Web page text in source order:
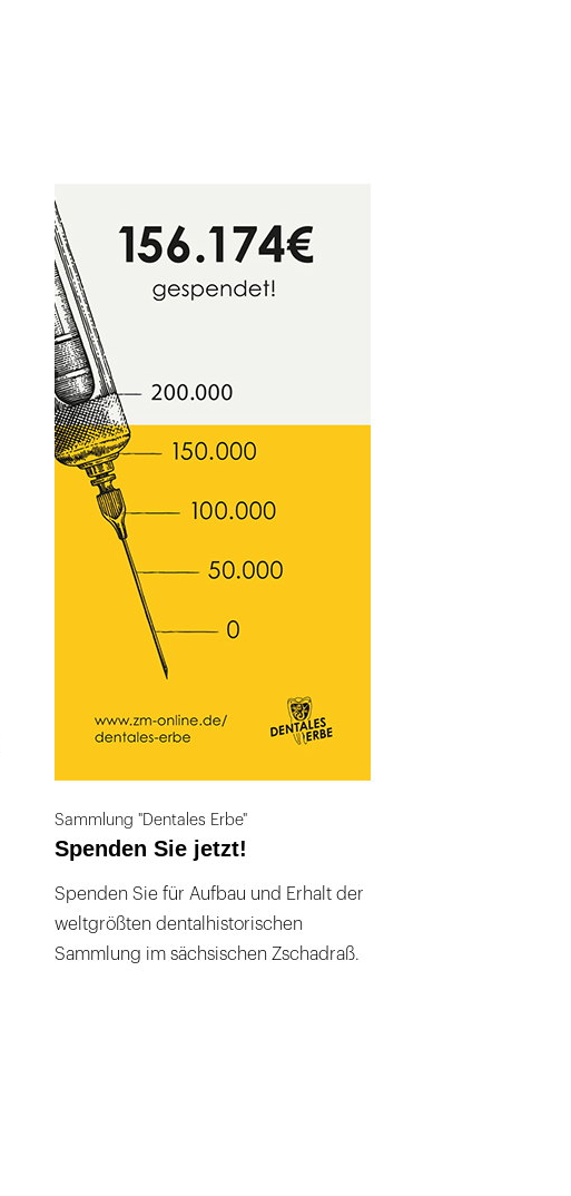
Sammlung "Dentales Erbe"
Spenden Sie jetzt!
Spenden Sie für Aufbau und Erhalt der
weltgrößten dentalhistorischen
Sammlung im sächsischen Zschadraß.